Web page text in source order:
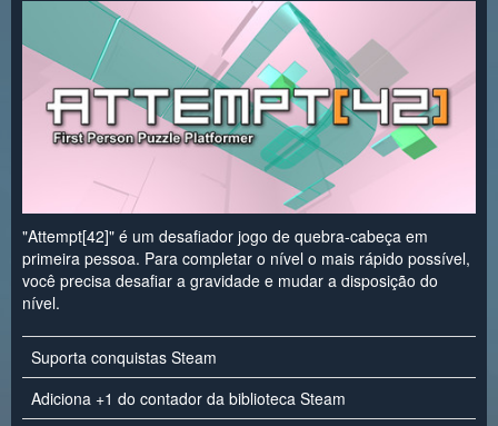
"Attempt[42]" é um desafiador jogo de quebra-cabeça em
primeira pessoa. Para completar o nível o mais rápido possível,
você precisa desafiar a gravidade e mudar a disposição do
nível.
Suporta conquistas Steam
Adiciona +1 do contador da biblioteca Steam